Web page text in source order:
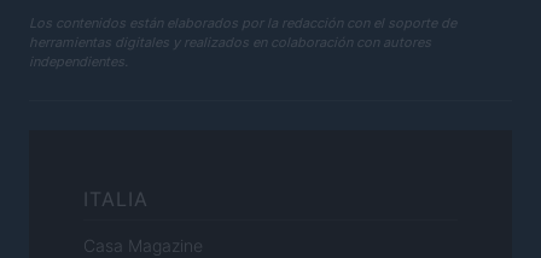
Los contenidos están elaborados por la redacción con el soporte de
herramientas digitales y realizados en colaboración con autores
independientes.
ITALIA
Casa Magazine